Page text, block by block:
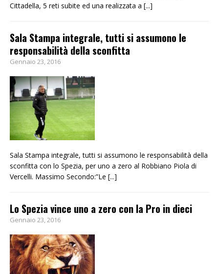
Cittadella, 5 reti subite ed una realizzata a [...]
Sala Stampa integrale, tutti si assumono le
responsabilità della sconfitta
Gennaio 23, 2016
Sala Stampa integrale, tutti si assumono le responsabilità della
sconfitta con lo Spezia, per uno a zero al Robbiano Piola di
Vercelli. Massimo Secondo:”Le [...]
Lo Spezia vince uno a zero con la Pro in dieci
Gennaio 23, 2016